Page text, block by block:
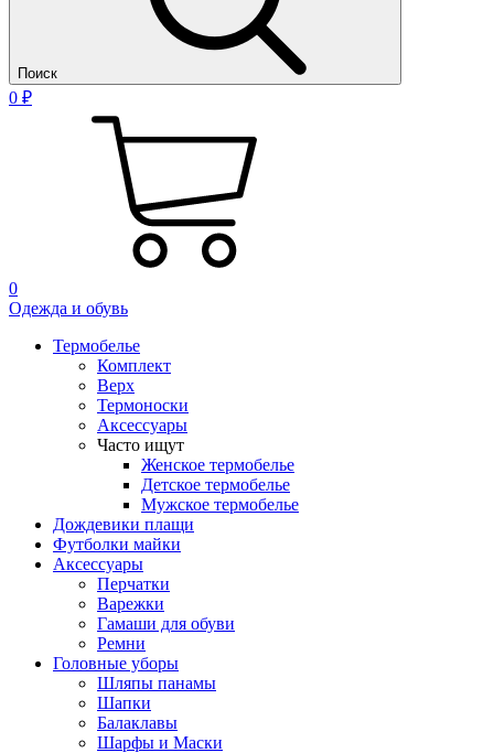
Поиск
0 ₽
0
Одежда и обувь
Термобелье
Комплект
Верх
Термоноски
Аксессуары
Часто ищут
Женское термобелье
Детское термобелье
Мужское термобелье
Дождевики плащи
Футболки майки
Аксессуары
Перчатки
Варежки
Гамаши для обуви
Ремни
Головные уборы
Шляпы панамы
Шапки
Балаклавы
Шарфы и Маски